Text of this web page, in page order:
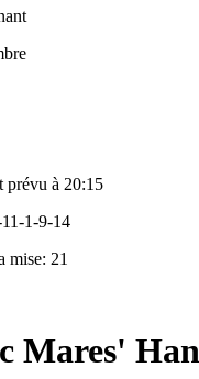
prévu à 20:15
1-9-14
mise: 21
Mares'